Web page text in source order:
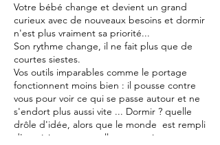
Votre bébé change et devient un grand
curieux avec de nouveaux besoins et dormir
n'est plus vraiment sa priorité...
Son rythme change, il ne fait plus que de
courtes siestes.
Vos outils imparables comme le portage
fonctionnent moins bien : il pousse contre
vous pour voir ce qui se passe autour et ne
s'endort plus aussi vite ... Dormir ? quelle
drôle d'idée, alors que le monde est rempli
d'expériences nouvelles et passionnantes.